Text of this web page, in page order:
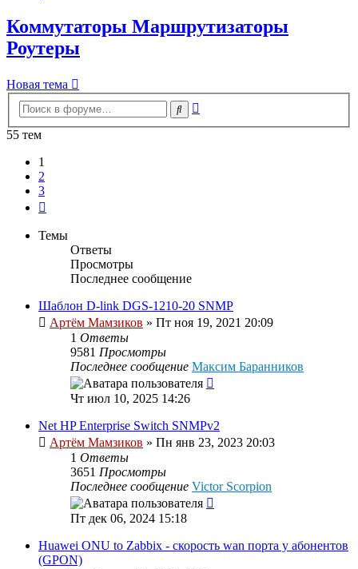
Коммутаторы Маршрутизаторы
Роутеры
Новая тема
Поиск
55 тем
1
2
3
Темы
Ответы
Просмотры
Последнее сообщение
Шаблон D-link DGS-1210-20 SNMP
Артём Мамзиков » Пт ноя 19, 2021 20:09
1 Ответы
9581 Просмотры
Последнее сообщение Максим Баранников
Чт июл 10, 2025 14:26
Net HP Enterprise Switch SNMPv2
Артём Мамзиков » Пн янв 23, 2023 20:03
1 Ответы
3651 Просмотры
Последнее сообщение Victor Scorpion
Пт дек 06, 2024 15:18
Huawei ONU to Zabbix - скорость wan порта у абонентов
(GPON)